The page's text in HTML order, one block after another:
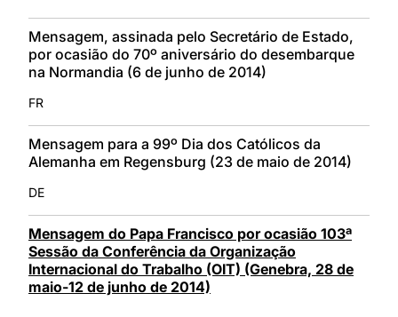
Mensagem, assinada pelo Secretário de Estado,
por ocasião do 70º aniversário do desembarque
na Normandia (6 de junho de 2014)
FR
Mensagem para a 99º Dia dos Católicos da
Alemanha em Regensburg (23 de maio de 2014)
DE
Mensagem do Papa Francisco por ocasião 103ª
Sessão da Conferência da Organização
Internacional do Trabalho (OIT) (Genebra, 28 de
maio-12 de junho de 2014)